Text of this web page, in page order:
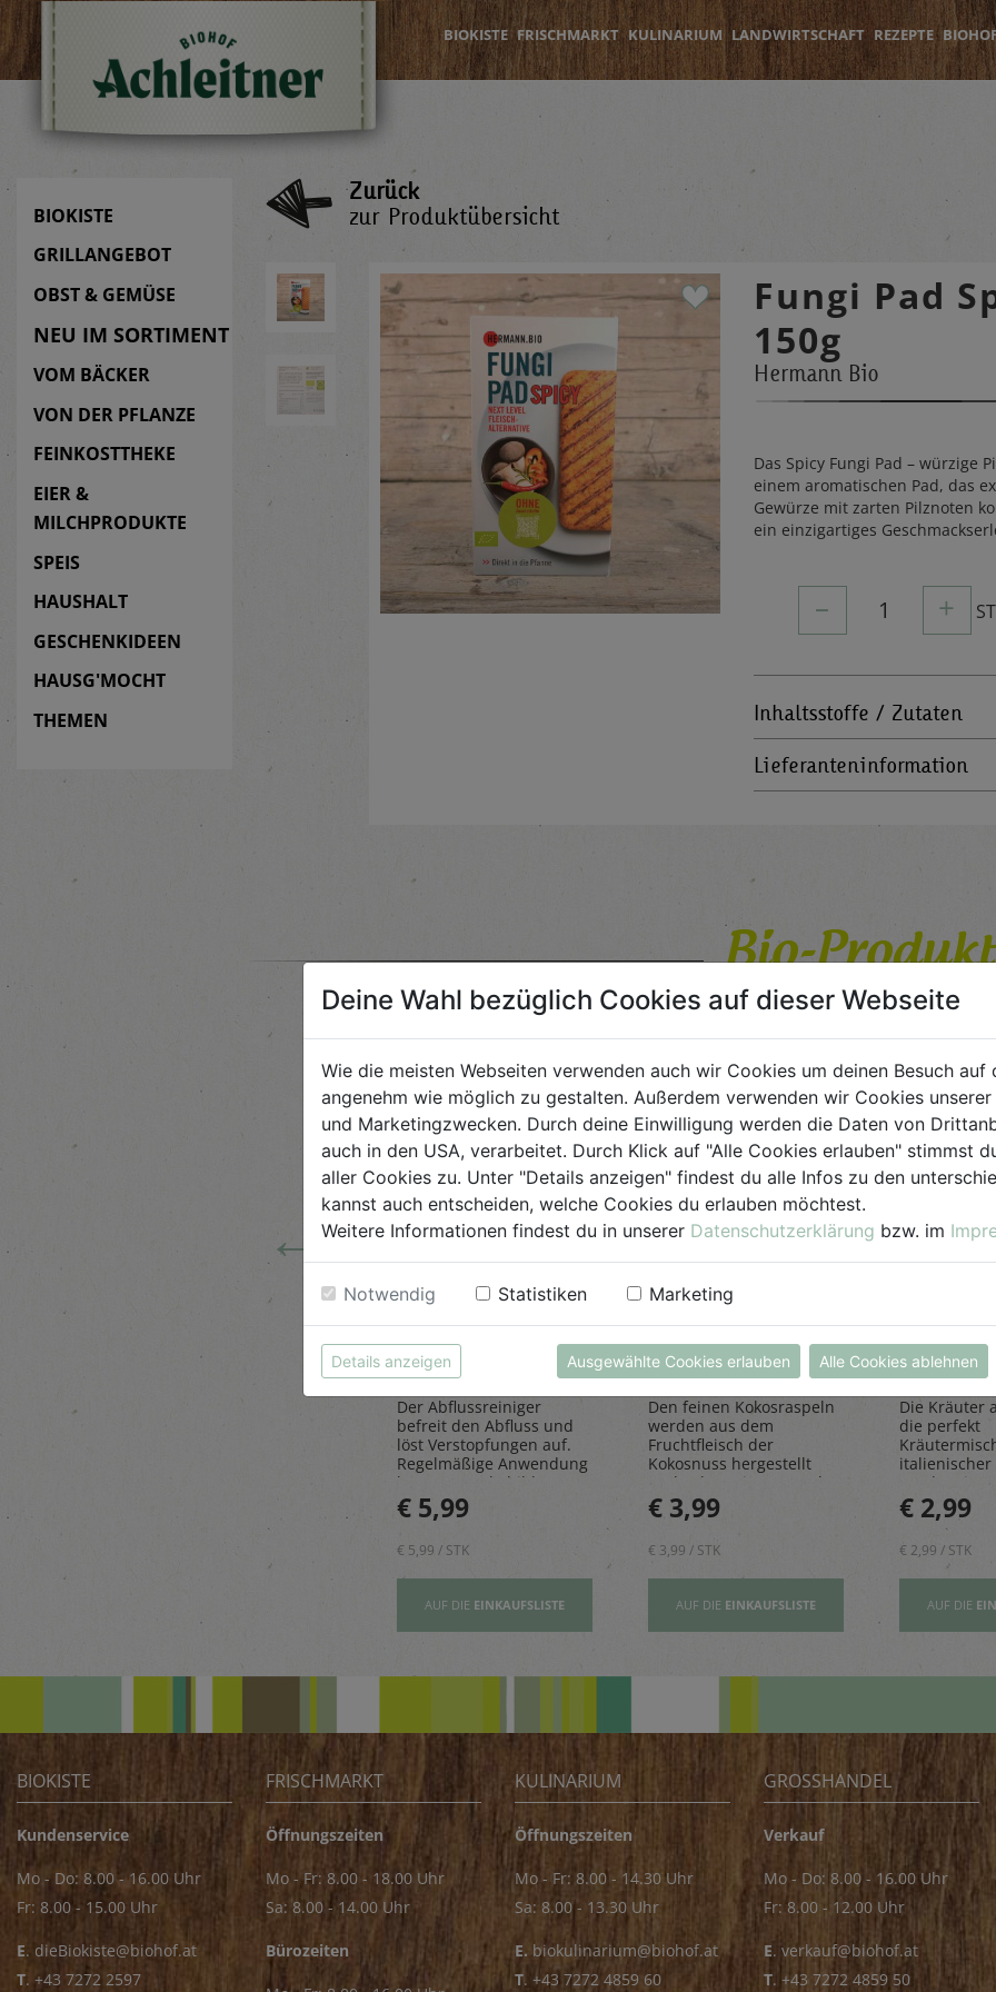
BIOKISTE FRISCHMARKT KULINARIUM LANDWIRTSCHAFT REZEPTE
BIOKISTE
GRILLANGEBOT
OBST & GEMÜSE
NEU IM SORTIMENT
VOM BÄCKER
VON DER PFLANZE
FEINKOSTTHEKE
EIER &
MILCHPRODUKTE
SPEIS
HAUSHALT
GESCHENKIDEEN
HAUSG'MOCHT
THEMEN
Zurück
zur Produktübersicht
Fungi Pad
150g
Hermann Bio
Das Spicy Fungi Pad – würzige
einem aromatischen Pad, das
Gewürze mit zarten Pilznoten
ein einzigartiges
– 1 +
Inhaltsstoffe / Zutaten
Lieferanteninformation
Bio-
für Jedermann
←
Abflussreiniger
AlmaWin
Der Abflussreiniger
befreit den Abfluss und
löst Verstopfungen auf.
Regelmäßige Anwendung
beugt Geruchsbildung
vor.
€ 5,99
€ 5,99 / STK
AUF DIE EINKAUFSLISTE
Kokosraspeln
Rapunzel Naturkost
Den feinen Kokosraspeln
werden aus dem
Fruchtfleisch der
Kokosnuss hergestellt
und geben einen Hauch
Exotik in köstliche Kuchen
& Kekse
€ 3,99
€ 3,99 / STK
AUF DIE EINKAUFSLISTE
Sonnentor
Die Kräuter
die perfekt
italienischer
rundet
und
€ 2,99
€ 2,99 / STK
AUF DIE
BIOKISTE
Kundenservice
Mo - Do: 8.00 - 16.00 Uhr
Fr: 8.00 - 15.00 Uhr
E. dieBiokiste@biohof.at
T. +43 7272 2597
FRISCHMARKT
Öffnungszeiten
Mo - Fr: 8.00 - 18.00 Uhr
Sa: 8.00 - 14.00 Uhr
Bürozeiten
KULINARIUM
Öffnungszeiten
Mo - Fr: 8.00 - 14.30 Uhr
Sa: 8.00 - 13.30 Uhr
E. biokulinarium@biohof.at
T. +43 7272 4859 60
GROSSHANDEL
Verkauf
Mo - Do: 8.00 - 16.00 Uhr
Fr: 8.00 - 12.00 Uhr
E. verkauf@biohof.at
T. +43 7272 4859 50
Deine Wahl bezüglich Cookies auf dieser Webseite
Wie die meisten Webseiten verwenden auch wir Cookies um deinen Besuch auf
angenehm wie möglich zu gestalten. Außerdem verwenden wir Cookies
und Marketingzwecken. Durch deine Einwilligung werden die Daten von
auch in den USA, verarbeitet. Durch Klick auf "Alle Cookies erlauben" stimmst
aller Cookies zu. Unter "Details anzeigen" findest du alle Infos zu den
kannst auch entscheiden, welche Cookies du erlauben möchtest.
Weitere Informationen findest du in unserer Datenschutzerklärung bzw. im
Notwendig Statistiken Marketing
Details anzeigen Ausgewählte Cookies erlauben Alle Cookies ablehnen